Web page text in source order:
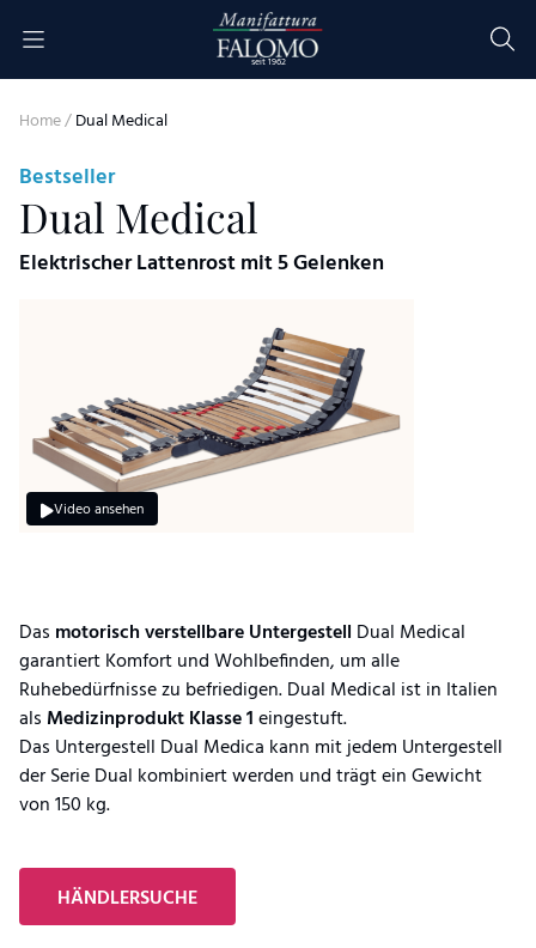
seit 1962
Home/Dual Medical
Bestseller
Dual Medical
Elektrischer Lattenrost mit 5 Gelenken
Video ansehen
Das motorischverstellbareUntergestell Dual Medical
garantiert Komfort und Wohlbefinden, um alle
Ruhebedürfnisse zu befriedigen. Dual Medical ist in Italien
als Medizinprodukt Klasse 1eingestuft.
Das Untergestell Dual Medica kann mit jedem Untergestell
der Serie Dual kombiniert werden und trägt ein Gewicht
von 150 kg.
HÄNDLERSUCHE